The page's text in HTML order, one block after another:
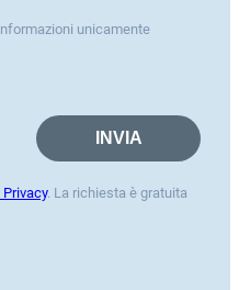
unicamente
. La richiesta è gratuita